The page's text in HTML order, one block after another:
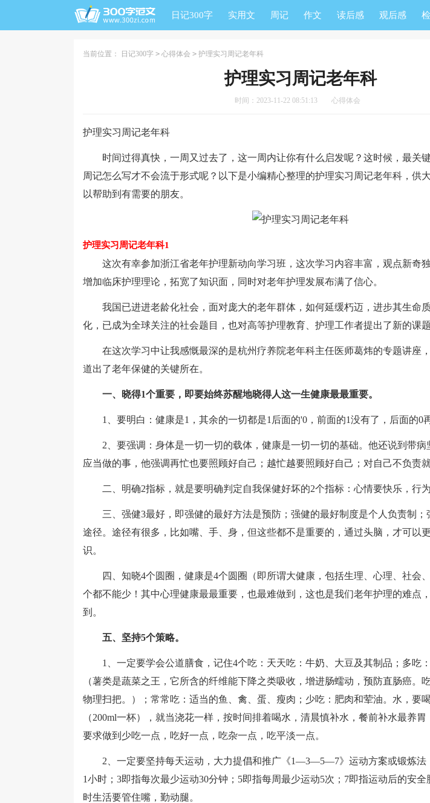
日记300字 实用文 周记 作文 读后感 观后感
当前位置： 日记300字 > 心得体会 > 护理实习周记老年科
护理实习周记老年科
时间：2023-11-22 08:51:13 心得体会
护理实习周记老年科
时间过得真快，一周又过去了，这一周内让你有什么启发呢？这时候，最关键
周记怎么写才不会流于形式呢？以下是小编精心整理的护理实习周记老年科，供
以帮助到有需要的朋友。
护理实习周记老年科1
这次有幸参加浙江省老年护理新动向学习班，这次学习内容丰富，观点新奇独
增加临床护理理论，拓宽了知识面，同时对老年护理发展布满了信心。
我国已进进老龄化社会，面对庞大的老年群体，如何延缓朽迈，进步其生命
化，已成为全球关注的社会题目，也对高等护理教育、护理工作者提出了新的课题
在这次学习中让我感慨最深的是杭州疗养院老年科主任医师葛炜的专题讲座
道出了老年保健的关键所在。
一、晓得1个重要，即要始终苏醒地晓得人这一生健康最最重要。
1、要明白：健康是1，其余的一切都是1后面的'0，前面的1没有了，后面的0再
2、要强调：身体是一切一切的载体，健康是一切一切的基础。他还说到带病
应当做的事，他强调再忙也要照顾好自己；越忙越要照顾好自己；对自己不负责
二、明确2指标，就是要明确判定自我保健好坏的2个指标：心情要快乐，行为
三、强健3最好，即强健的最好方法是预防；强健的最好制度是个人负责制；
途径。途径有很多，比如嘴、手、身，但这些都不是重要的，通过头脑，才可以
识。
四、知晓4个圆圈，健康是4个圆圈（即所谓大健康，包括生理、心理、社会
个都不能少！其中心理健康最最重要，也最难做到，这也是我们老年护理的难点
到。
五、坚持5个策略。
1、一定要学会公道膳食，记住4个吃：天天吃：牛奶、大豆及其制品；多吃
（薯类是蔬菜之王，它所含的纤维能下降之类吸收，增进肠蠕动，预防直肠癌。
物理扫把。）；常常吃：适当的鱼、禽、蛋、瘦肉；少吃：肥肉和荤油。水，要
（200ml一杯），就当浇花一样，按时间排着喝水，清晨慎补水，餐前补水最养胃
要求做到少吃一点，吃好一点，吃杂一点，吃平淡一点。
2、一定要坚持每天运动，大力提倡和推广《1—3—5—7》运动方案或锻炼法
1小时；3即指每次最少运动30分钟；5即指每周最少运动5次；7即指运动后的安
时生活要管住嘴，勤动腿。